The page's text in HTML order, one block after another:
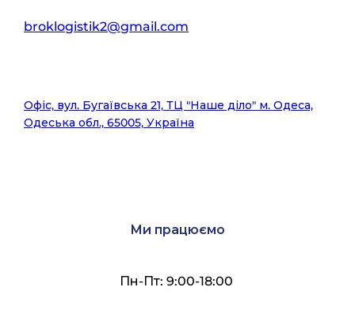
broklogistik2@gmail.com
Офіс, вул. Бугаївська 21, ТЦ "Наше діло" м. Одеса,
Одеська обл., 65005, Україна
Ми працюємо
Пн-Пт: 9:00-18:00